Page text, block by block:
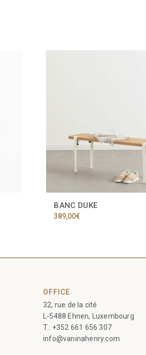
BANC DUKE
389,00€
OFFICE
32, rue de la cité
L-5488 Ehnen, Luxembourg
T.: +352 661 656 307
info@vaninahenry.com